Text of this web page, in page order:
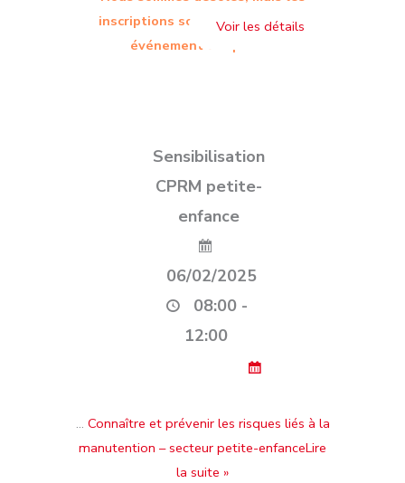
inscriptions sont terminées. Cet
événement est passé.
Sensibilisation
CPRM petite-
enfance
06/02/2025
08:00 -
12:00
… Connaître et prévenir les risques liés à la
manutention – secteur petite-enfanceLire
la suite »